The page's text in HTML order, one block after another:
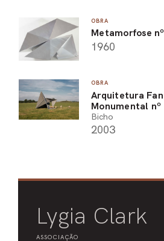
OBRA
Metamorfose
1960
OBRA
Arquitetura
Monumental nº
Bicho
2003
Lygia Clark
ASSOCIAÇÃO